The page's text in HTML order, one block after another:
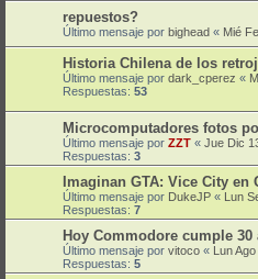
repuestos?
Último mensaje por bighead « Mié
Historia Chilena de los
Último mensaje por dark_cperez «
Respuestas: 53
Microcomputadores fotos
Último mensaje por ZZT « Jue Dic
Respuestas: 3
Imaginan GTA: Vice City en
Último mensaje por DukeJP « Lun
Respuestas: 7
Hoy Commodore cumple
Último mensaje por vitoco « Lun
Respuestas: 5